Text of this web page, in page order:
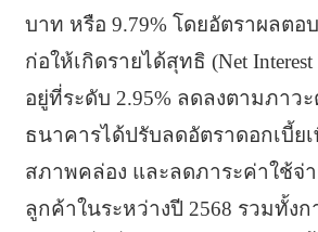
บาท หรือ 9.79% โดยอัตราผลต
ก่อให้เกิดรายได้สุทธิ (Net
อยู่ที่ระดับ 2.95% ลดลงตามภาว
ธนาคารได้ปรับลดอัตราดอกเบี้ย
สภาพคล่อง และลดภาระค่าใช้จ่า
ลูกค้าในระหว่างปี 2568 รวมทั้งก